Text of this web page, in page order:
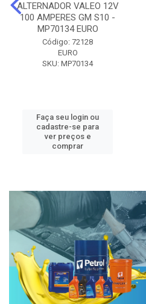
ALTERNADOR VALEO 12V
100 AMPERES GM S10 -
MP70134 EURO
Código: 72128
EURO
SKU: MP70134
Faça seu login ou
cadastre-se para
ver preços e
comprar